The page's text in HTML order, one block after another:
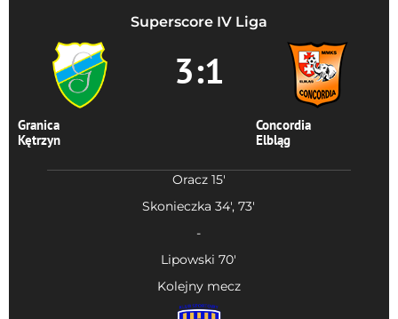
Superscore IV Liga
Granica
Kętrzyn
3:1
Concordia
Elbląg
Oracz 15'
Skonieczka 34', 73'
-
Lipowski 70'
Kolejny mecz